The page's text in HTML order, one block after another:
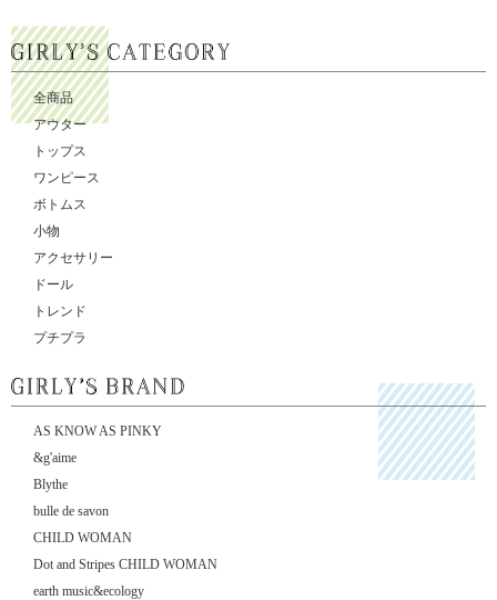
全商品
アウター
トップス
ワンピース
ボトムス
小物
アクセサリー
ドール
トレンド
プチプラ
AS KNOW AS PINKY
&g'aime
Blythe
bulle de savon
CHILD WOMAN
Dot and Stripes CHILD WOMAN
earth music&ecology